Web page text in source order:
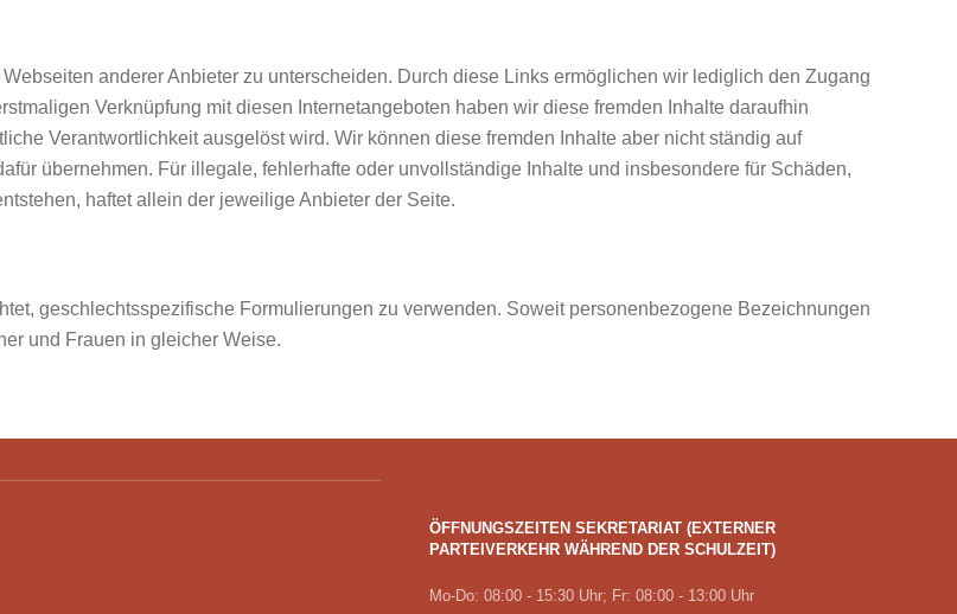
anderer Anbieter zu unterscheiden. Durch diese Links ermöglichen wir lediglich den Zugang
Verknüpfung mit diesen Internetangeboten haben wir diese fremden Inhalte daraufhin
Verantwortlichkeit ausgelöst wird. Wir können diese fremden Inhalte aber nicht ständig auf
übernehmen. Für illegale, fehlerhafte oder unvollständige Inhalte und insbesondere für Schäden,
haftet allein der jeweilige Anbieter der Seite.
geschlechtsspezifische Formulierungen zu verwenden. Soweit personenbezogene Bezeichnungen
und Frauen in gleicher Weise.
ÖFFNUNGSZEITEN SEKRETARIAT (EXTERNER
PARTEIVERKEHR WÄHREND DER SCHULZEIT)
Mo-Do: 08:00 - 15:30 Uhr; Fr: 08:00 - 13:00 Uhr